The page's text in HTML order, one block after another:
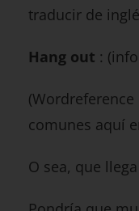
traducir de
Hang out :
(Wordreference
comunes aquí
O sea, que